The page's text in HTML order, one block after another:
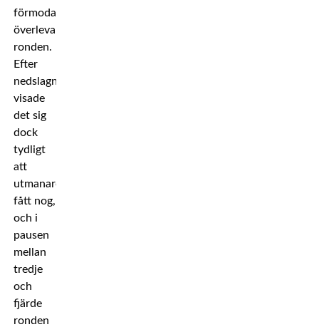
förmodan
överleva
ronden.
Efter
nedslagningen
visade
det sig
dock
tydligt
att
utmanaren
fått nog,
och i
pausen
mellan
tredje
och
fjärde
ronden